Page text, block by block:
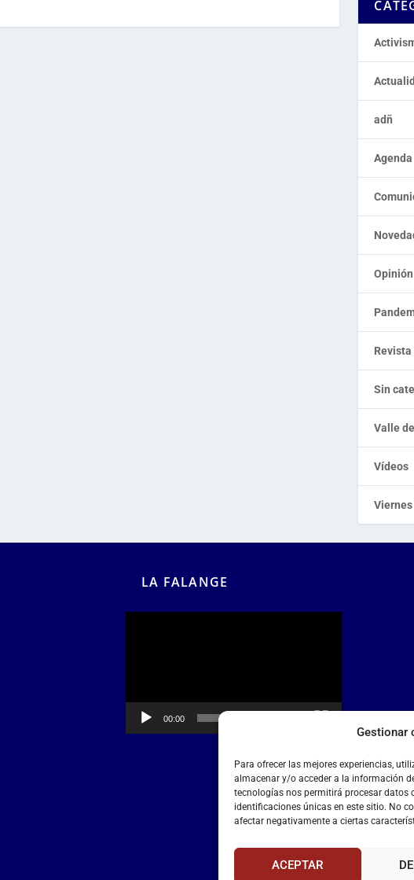
Gestionar
Para ofrecer las mejores experiencias,
almacenar y/o acceder a la información
tecnologías nos permitirá procesar
identificaciones únicas en este sitio. No
afectar negativamente a ciertas
ACEPTAR
adñ
Agenda
Opinión
Sin
Valle
Vídeos
LA FALANGE
00:00